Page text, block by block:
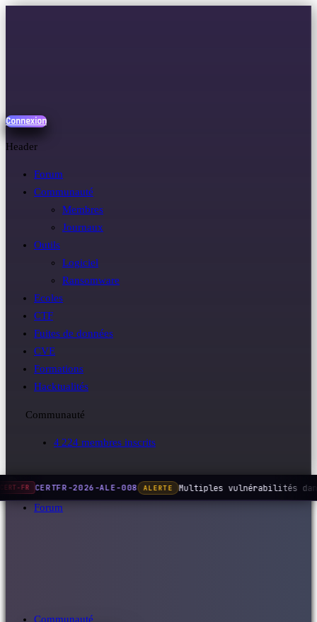
Connexion
Header
Forum
Communauté
Membres
Journaux
Outils
Logiciel
Ransomware
Ecoles
CTF
Fuites de données
CVE
Formations
Hacktualités
Communauté
4 224 membres inscrits
Forum
Communauté
FR CERTFR-2026-ALE-008 ALERTE Multiples vulnérabilités